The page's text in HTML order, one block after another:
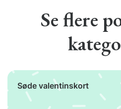
Se flere
Søde valentinskort